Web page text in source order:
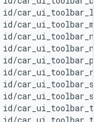
id/
id/
id/
id/
id/
id/
id/
id/
id/